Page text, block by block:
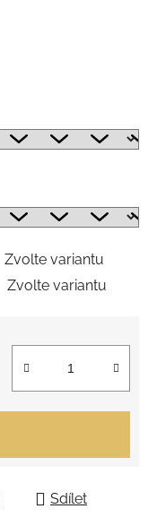
Zvolte variantu
Zvolte variantu
Sdílet